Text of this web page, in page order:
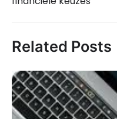
Related Posts